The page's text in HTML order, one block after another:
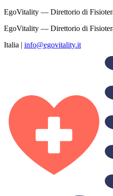
EgoVitality — Direttorio di
EgoVitality — Direttorio di
Italia | info@egovitality.it